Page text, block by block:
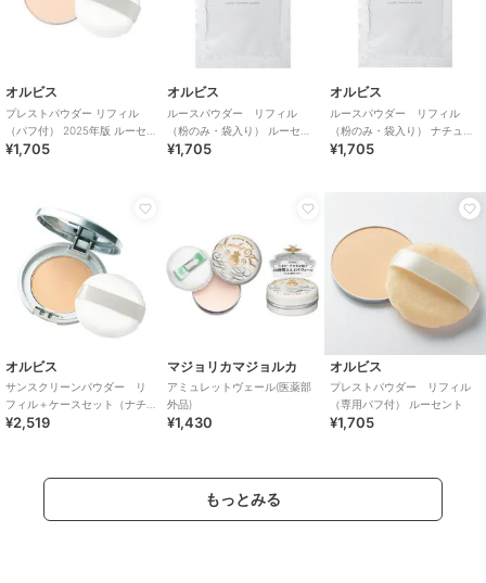
オルビス
プレストパウダー リフィル
（パフ付） 2025年版 ルーセ
ント
¥1,705
オルビス
ルースパウダー リフィル
（粉のみ・袋入り） ルーセン
ト 15g
¥1,705
オルビス
ルースパウダー リフィル
（粉のみ・袋入り） ナチュラ
ル 15g
¥1,705
オルビス
サンスクリーンパウダー リ
フィル＋ケースセット（ナチ
ュラル）
¥2,519
マジョリカマジョルカ
アミュレットヴェール(医薬部
外品)
¥1,430
オルビス
プレストパウダー リフィル
（専用パフ付） ルーセント
¥1,705
もっとみる